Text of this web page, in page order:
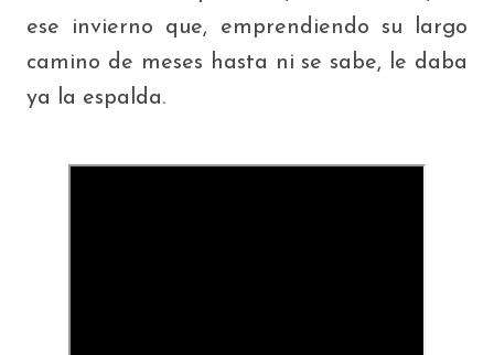
ese invierno que, emprendiendo su largo
camino de meses hasta ni se sabe, le daba
ya la espalda.